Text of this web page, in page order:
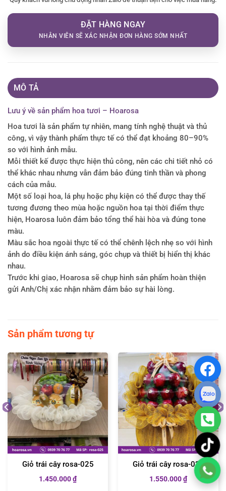
ĐẶT HÀNG NGAY
NHÂN VIÊN SẼ XÁC NHẬN ĐƠN HÀNG SỚM NHẤT
MÔ TẢ
Lưu ý về sản phẩm hoa tươi – Hoarosa
Hoa tươi là sản phẩm tự nhiên, mang tính nghệ thuật và thủ
công, vì vậy thành phẩm thực tế có thể đạt khoảng 80–90%
so với hình ảnh mẫu.
Mỗi thiết kế được thực hiện thủ công, nên các chi tiết nhỏ có
thể khác nhau nhưng vẫn đảm bảo đúng tinh thần và phong
cách của mẫu.
Một số loại hoa, lá phụ hoặc phụ kiện có thể được thay thế
tương đương theo mùa hoặc nguồn hoa tại thời điểm thực
hiện, Hoarosa luôn đảm bảo tổng thể hài hòa và đúng tone
màu.
Màu sắc hoa ngoài thực tế có thể chênh lệch nhẹ so với hình
ảnh do điều kiện ánh sáng, góc chụp và thiết bị hiển thị khác
nhau.
Trước khi giao, Hoarosa sẽ chụp hình sản phẩm hoàn thiện
gửi Anh/Chị xác nhận nhằm đảm bảo sự hài lòng.
Sản phẩm tương tự
Giỏ trái cây rosa-025
1.450.000₫
Giỏ trái cây rosa-026
1.550.000₫